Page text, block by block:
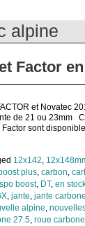
alpine
Factor
et Novatec
de 21 ou 23mm
sont
12x142,
plus, carbon,
boost, DT, en
, jante, jante carbone
alpine,
27.5, roue